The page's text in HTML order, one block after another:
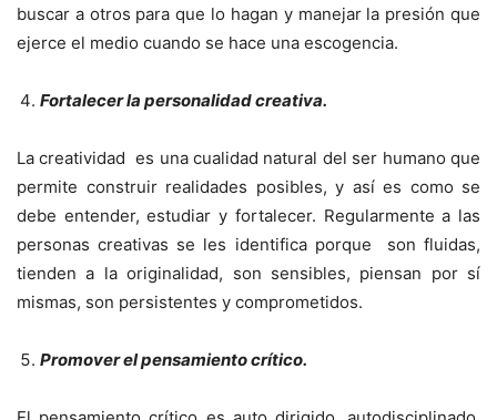
buscar a otros para que lo hagan y manejar la presión que
ejerce el medio cuando se hace una escogencia.
Fortalecer la personalidad creativa.
La creatividad es una cualidad natural del ser humano que
permite construir realidades posibles, y así es como se
debe entender, estudiar y fortalecer. Regularmente a las
personas creativas se les identifica porque son fluidas,
tienden a la originalidad, son sensibles, piensan por sí
mismas, son persistentes y comprometidos.
Promover el pensamiento crítico.